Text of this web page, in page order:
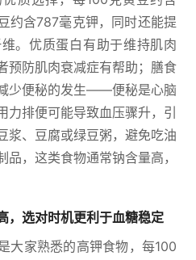
约含787毫克钾，同时还能提
。优质蛋白有助于维持肌肉
预防肌肉衰减症有帮助；膳食
少便秘的发生——便秘是心脑
力排便可能导致血压骤升，引
浆、豆腐或绿豆粥，避免吃油
，这类食物通常钠含量高，
，选对时机更利于血糖稳定
大家熟悉的高钾食物，每100